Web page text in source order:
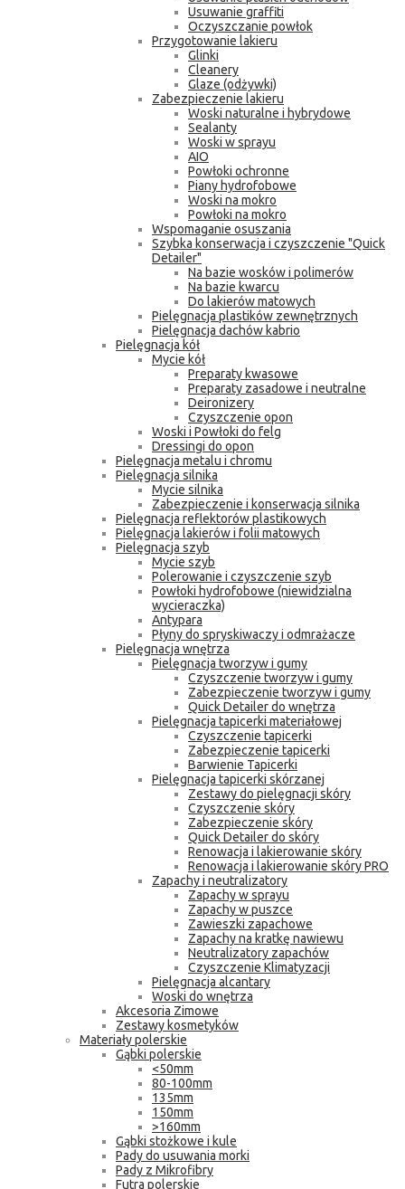
Usuwanie graffiti
Oczyszczanie powłok
Przygotowanie lakieru
Glinki
Cleanery
Glaze (odżywki)
Zabezpieczenie lakieru
Woski naturalne i hybrydowe
Sealanty
Woski w sprayu
AIO
Powłoki ochronne
Piany hydrofobowe
Woski na mokro
Powłoki na mokro
Wspomaganie osuszania
Szybka konserwacja i czyszczenie "Quick
Detailer"
Na bazie wosków i polimerów
Na bazie kwarcu
Do lakierów matowych
Pielęgnacja plastików zewnętrznych
Pielęgnacja dachów kabrio
Pielęgnacja kół
Mycie kół
Preparaty kwasowe
Preparaty zasadowe i neutralne
Deironizery
Czyszczenie opon
Woski i Powłoki do felg
Dressingi do opon
Pielęgnacja metalu i chromu
Pielęgnacja silnika
Mycie silnika
Zabezpieczenie i konserwacja silnika
Pielęgnacja reflektorów plastikowych
Pielęgnacja lakierów i folii matowych
Pielęgnacja szyb
Mycie szyb
Polerowanie i czyszczenie szyb
Powłoki hydrofobowe (niewidzialna
wycieraczka)
Antypara
Płyny do spryskiwaczy i odmrażacze
Pielęgnacja wnętrza
Pielęgnacja tworzyw i gumy
Czyszczenie tworzyw i gumy
Zabezpieczenie tworzyw i gumy
Quick Detailer do wnętrza
Pielęgnacja tapicerki materiałowej
Czyszczenie tapicerki
Zabezpieczenie tapicerki
Barwienie Tapicerki
Pielęgnacja tapicerki skórzanej
Zestawy do pielęgnacji skóry
Czyszczenie skóry
Zabezpieczenie skóry
Quick Detailer do skóry
Renowacja i lakierowanie skóry
Renowacja i lakierowanie skóry PRO
Zapachy i neutralizatory
Zapachy w sprayu
Zapachy w puszce
Zawieszki zapachowe
Zapachy na kratkę nawiewu
Neutralizatory zapachów
Czyszczenie Klimatyzacji
Pielęgnacja alcantary
Woski do wnętrza
Akcesoria Zimowe
Zestawy kosmetyków
Materiały polerskie
Gąbki polerskie
<50mm
80-100mm
135mm
150mm
>160mm
Gąbki stożkowe i kule
Pady do usuwania morki
Pady z Mikrofibry
Futra polerskie